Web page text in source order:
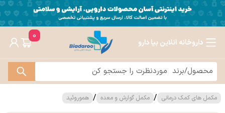
داروخانه آنلاین بیا دارو
0
مکمل های کمک درمانی / مکمل گوارش و معده / هموروئید